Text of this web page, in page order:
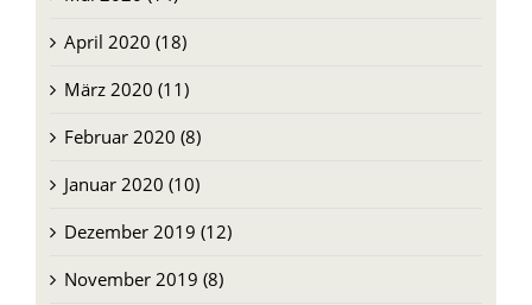
April 2020 (18)
März 2020 (11)
Februar 2020 (8)
Januar 2020 (10)
Dezember 2019 (12)
November 2019 (8)